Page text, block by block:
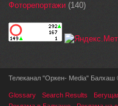
Фоторепортажи (140)
Телеканал "Оркен- Media"
Glossary Search Results